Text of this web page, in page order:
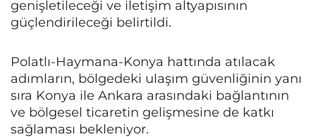
genişletileceği ve iletişim altyapısının
güçlendirileceği belirtildi.
Polatlı-Haymana-Konya hattında atılacak
adımların, bölgedeki ulaşım güvenliğinin yanı
sıra Konya ile Ankara arasındaki bağlantının
ve bölgesel ticaretin gelişmesine de katkı
sağlaması bekleniyor.